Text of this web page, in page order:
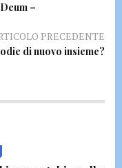
–
PRECEDENTE
di nuovo insieme?